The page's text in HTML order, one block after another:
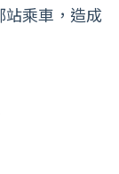
乘車，造成